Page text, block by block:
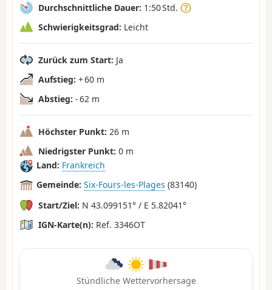
Durchschnittliche Dauer: 1:50 Std.
Schwierigkeitsgrad: Leicht
Zurück zum Start: Ja
Aufstieg: + 60 m
Abstieg: - 62 m
Höchster Punkt: 26 m
Niedrigster Punkt: 0 m
Land: Frankreich
Gemeinde: Six-Fours-les-Plages (83140)
Start/Ziel: N 43.099151° / E 5.82041°
IGN-Karte(n): Ref. 3346OT
Stündliche Wettervorhersage